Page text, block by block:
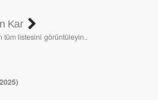
Kar
tüm listesini görüntüleyin..